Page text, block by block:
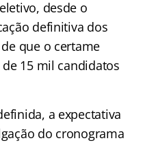
desde o
definitiva dos
que o certame
15 mil candidatos
a expectativa
do cronograma